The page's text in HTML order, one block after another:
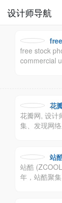
设计师导航
free stock
commercial
花
花瓣网, 设计
集、发现网
站
站酷
年，站酷聚